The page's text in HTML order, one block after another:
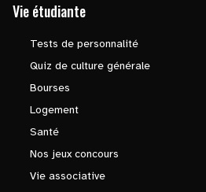
Vie étudiante
Tests de personnalité
Quiz de culture générale
Bourses
Logement
Santé
Nos jeux concours
Vie associative